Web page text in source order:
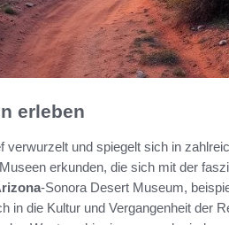
erleben
verwurzelt und spiegelt sich in
erkunden, die sich mit der
-Sonora Desert Museum,
in die Kultur und Vergangenheit der